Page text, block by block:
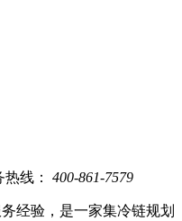
线： 400-861-7579
经验，是一家集冷链规划